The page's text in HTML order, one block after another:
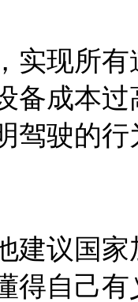
实现所
备成本过
驾驶的
议国家
得自己